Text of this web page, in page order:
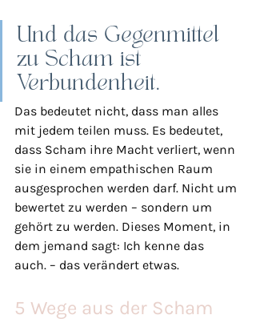
Und das Gegenmittel
zu Scham ist
Verbundenheit.
Das bedeutet nicht, dass man alles
mit jedem teilen muss. Es bedeutet,
dass Scham ihre Macht verliert, wenn
sie in einem empathischen Raum
ausgesprochen werden darf. Nicht um
bewertet zu werden – sondern um
gehört zu werden. Dieses Moment, in
dem jemand sagt: Ich kenne das
auch. – das verändert etwas.
5 Wege aus der Scham